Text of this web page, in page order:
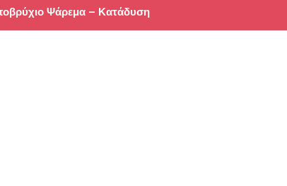
Ψάρεμα – Κατάδυση